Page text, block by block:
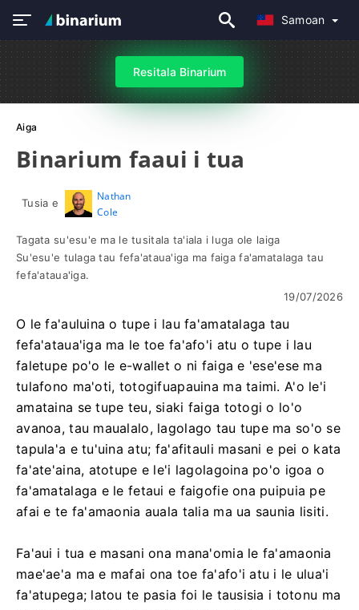
Samoan
Resitala Binarium
Aiga
Binarium faaui i tua
Tusia e
Nathan
Cole
Tagata su'esu'e ma le tusitala ta'iala i luga ole laiga
Su'esu'e tulaga tau fefa'ataua'iga ma faiga fa'amatalaga tau
fefa'ataua'iga.
19/07/2026
O le fa'auluina o tupe i lau fa'amatalaga tau
fefa'ataua'iga ma le toe fa'afo'i atu o tupe i lau
faletupe po'o le e-wallet o ni faiga e 'ese'ese ma
tulafono ma'oti, totogifuapauina ma taimi. A'o le'i
amataina se tupe teu, siaki faiga totogi o lo'o
avanoa, tau maualalo, lagolago tau tupe ma so'o se
tapula'a e tu'uina atu; fa'afitauli masani e pei o kata
fa'ate'aina, atotupe e le'i lagolagoina po'o igoa o
fa'amatalaga e le fetaui e faigofie ona puipuia pe
afai e te fa'amaonia auala talia ma ua saunia lisiti.
Fa'aui i tua e masani ona mana'omia le fa'amaonia
mae'ae'a ma e mafai ona toe fa'afo'i atu i le ulua'i
fa'atupega; latou te pasia foi le tausisia i totonu ma